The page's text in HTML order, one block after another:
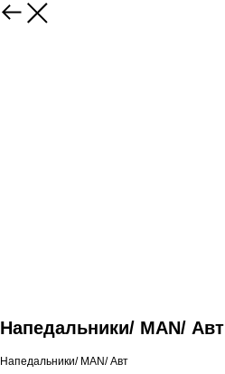
Напедальники/ MAN/ Авт
Напедальники/ MAN/ Авт